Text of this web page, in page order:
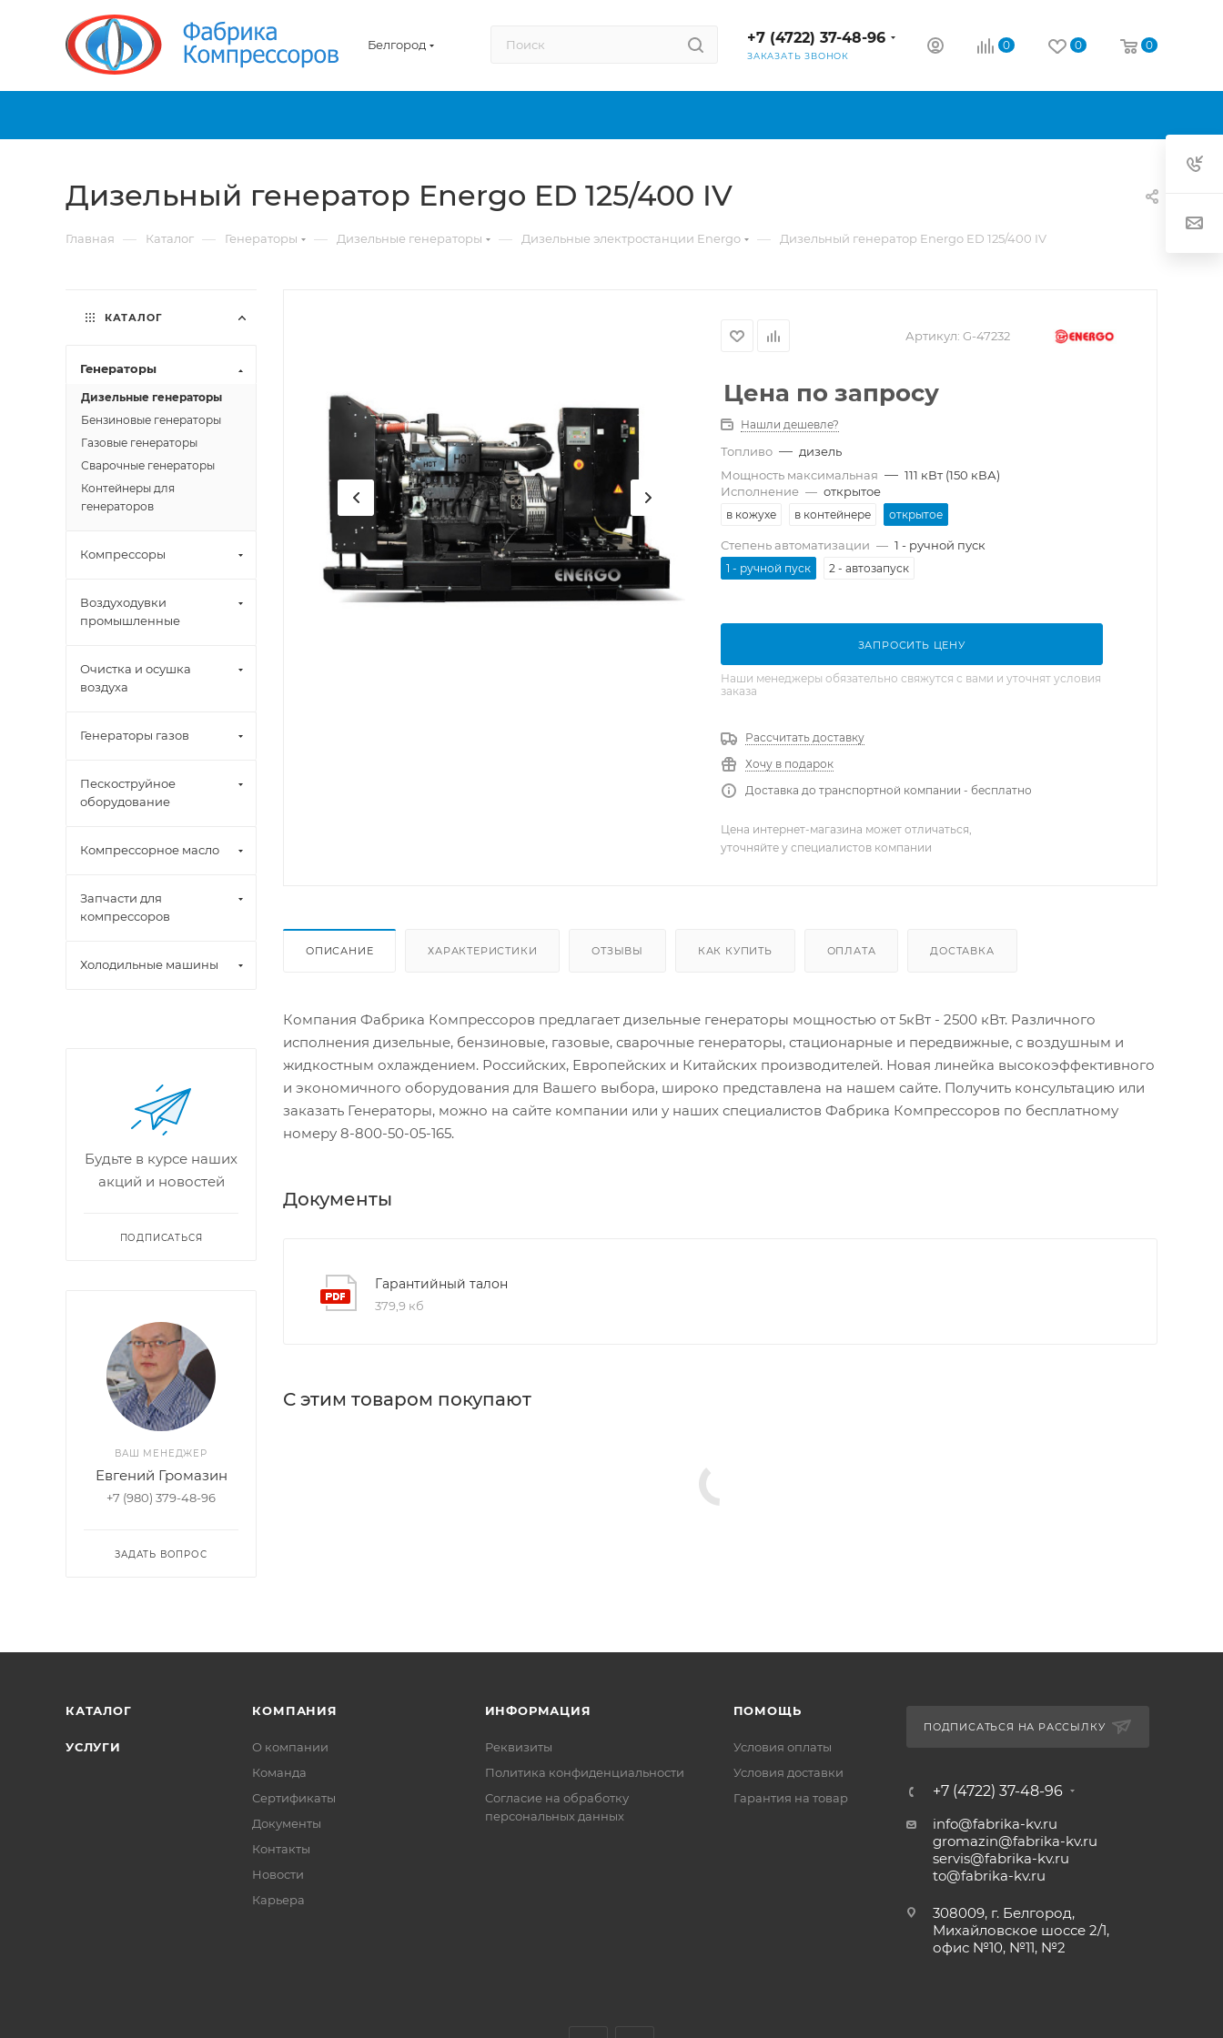
Белгород +7 (4722) 37-48-96
ЗАКАЗАТЬ ЗВОНОК
0 0 0
Дизельный генератор Energo ED 125/400 IV
Главная — Каталог — Генераторы — Дизельные генераторы — Дизельные электростанции Energo — Дизельный генератор Energo ED 125/400 IV
Артикул: G-47232
Цена по запросу
Нашли дешевле?
Топливо — дизель
Мощность максимальная — 111 кВт (150 кВА)
Исполнение — открытое
в кожухе в контейнере открытое
Степень автоматизации — 1 - ручной пуск
1 - ручной пуск 2 - автозапуск
ЗАПРОСИТЬ ЦЕНУ
Наши менеджеры обязательно свяжутся с вами и уточнят условия
заказа
Рассчитать доставку
Хочу в подарок
Доставка до транспортной компании - бесплатно
Цена интернет-магазина может отличаться,
уточняйте у специалистов компании
ОПИСАНИЕ ХАРАКТЕРИСТИКИ ОТЗЫВЫ КАК КУПИТЬ ОПЛАТА ДОСТАВКА
Компания Фабрика Компрессоров предлагает дизельные генераторы мощностью от 5кВт - 2500 кВт. Различного
исполнения дизельные, бензиновые, газовые, сварочные генераторы, стационарные и передвижные, с воздушным и
жидкостным охлаждением. Российских, Европейских и Китайских производителей. Новая линейка высокоэффективного
и экономичного оборудования для Вашего выбора, широко представлена на нашем сайте. Получить консультацию или
заказать Генераторы, можно на сайте компании или у наших специалистов Фабрика Компрессоров по бесплатному
номеру 8-800-50-05-165.
Документы
Гарантийный талон
379,9 кб
С этим товаром покупают
КАТАЛОГ
Генераторы
Дизельные генераторы
Бензиновые генераторы
Газовые генераторы
Сварочные генераторы
Контейнеры для
генераторов
Компрессоры
Воздуходувки
промышленные
Очистка и осушка
воздуха
Генераторы газов
Пескоструйное
оборудование
Компрессорное масло
Запчасти для
компрессоров
Холодильные машины
Будьте в курсе наших
акций и новостей
ПОДПИСАТЬСЯ
ВАШ МЕНЕДЖЕР
Евгений Громазин
+7 (980) 379-48-96
ЗАДАТЬ ВОПРОС
КАТАЛОГ
УСЛУГИ
КОМПАНИЯ
О компании
Команда
Сертификаты
Документы
Контакты
Новости
Карьера
ИНФОРМАЦИЯ
Реквизиты
Политика конфиденциальности
Cогласие на обработку
персональных данных
ПОМОЩЬ
Условия оплаты
Условия доставки
Гарантия на товар
ПОДПИСАТЬСЯ НА РАССЫЛКУ
+7 (4722) 37-48-96
info@fabrika-kv.ru
gromazin@fabrika-kv.ru
servis@fabrika-kv.ru
to@fabrika-kv.ru
308009, г. Белгород,
Михайловское шоссе 2/1,
офис №10, №11, №2